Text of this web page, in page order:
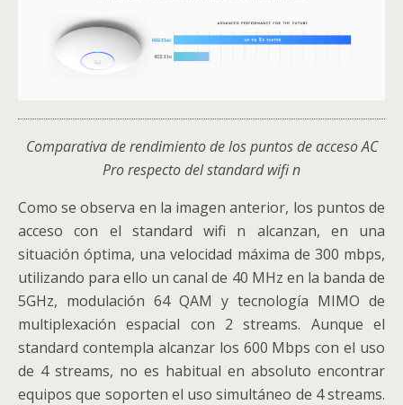
Comparativa de rendimiento de los puntos de acceso AC
Pro respecto del standard wifi n
Como se observa en la imagen anterior, los puntos de
acceso con el standard wifi n alcanzan, en una
situación óptima, una velocidad máxima de 300 mbps,
utilizando para ello un canal de 40 MHz en la banda de
5GHz, modulación 64 QAM y tecnología MIMO de
multiplexación espacial con 2 streams. Aunque el
standard contempla alcanzar los 600 Mbps con el uso
de 4 streams, no es habitual en absoluto encontrar
equipos que soporten el uso simultáneo de 4 streams.